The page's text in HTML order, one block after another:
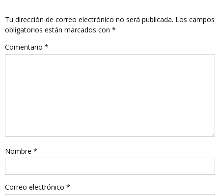
Tu dirección de correo electrónico no será publicada. Los campos
obligatorios están marcados con *
Comentario *
Nombre *
Correo electrónico *